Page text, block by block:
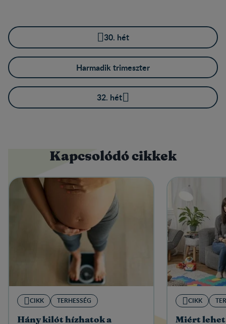
30. hét
Harmadik trimeszter
32. hét
Kapcsolódó cikkek
CIKK TERHESSÉG
Hány kilót hízhatok a
CIKK
Miért lehet